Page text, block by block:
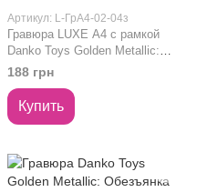
Артикул: L-ГрА4-02-04з
Гравюра LUXE А4 с рамкой
Danko Toys Golden Metallic:
Обезьянка L-ГрА4-02-04з
188 грн
Купить